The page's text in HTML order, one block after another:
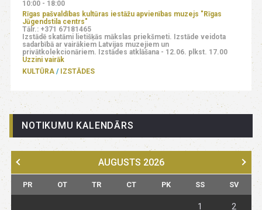
10:00 - 18:00
Rīgas pašvaldības kultūras iestāžu apvienības muzejs "Rīgas
Jūgendstila centrs"
Tālr.: +371 67181465
Izstādē skatāmi lietišķās mākslas priekšmeti. Izstāde veidota
sadarbībā ar vairākiem Latvijas muzejiem un
privātkolekcionāriem. Izstādes atklāšana - 12.06. plkst. 17.00
Uzzini vairāk
KULTŪRA
IZSTĀDES
NOTIKUMU KALENDĀRS
AUGUSTS 2026
PR OT TR CT PK SS SV
1 2